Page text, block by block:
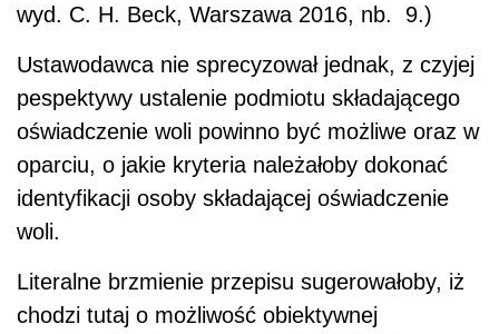
wyd. C. H. Beck, Warszawa 2016, nb. 9.)
Ustawodawca nie sprecyzował jednak, z czyjej
pespektywy ustalenie podmiotu składającego
oświadczenie woli powinno być możliwe oraz w
oparciu, o jakie kryteria należałoby dokonać
identyfikacji osoby składającej oświadczenie
woli.
Literalne brzmienie przepisu sugerowałoby, iż
chodzi tutaj o możliwość obiektywnej